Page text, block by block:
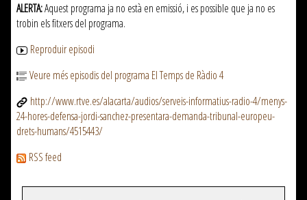
ALERTA:Aquest programa ja no està en emissió, i es possible que ja no es
trobin els fitxers del programa.
Reproduir episodi
Veure més episodis del programa El Temps de Ràdio 4
http://www.rtve.es/alacarta/audios/serveis-informatius-radio-4/menys-
24-hores-defensa-jordi-sanchez-presentara-demanda-tribunal-europeu-
drets-humans/4515443/
RSS feed